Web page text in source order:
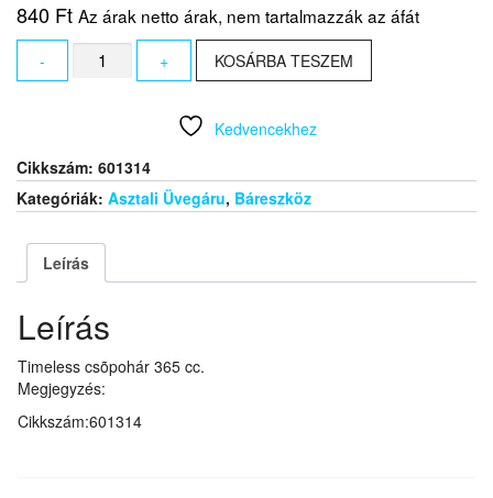
840 Ft Az árak netto árak, nem tartalmazzák az áfát
-
Timeless
csõpohár
+ KOSÁRBA TESZEM
Kedvencekhez
Cikkszám: 601314
Kategóriák: Asztali Üvegáru, Báreszköz
Leírás
Leírás
Timeless csõpohár 365 cc.
Megjegyzés:
Cikkszám:601314